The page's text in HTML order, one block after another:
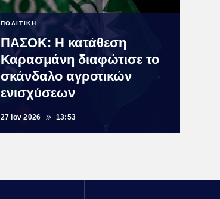
ΠΟΛΙΤΙΚΗ
ΠΑΣΟΚ: Η κατάθεση
Καρασμάνη διαφώτισε το
σκάνδαλο αγροτικών
ενισχύσεων
27 Ιαν 2026 13:53